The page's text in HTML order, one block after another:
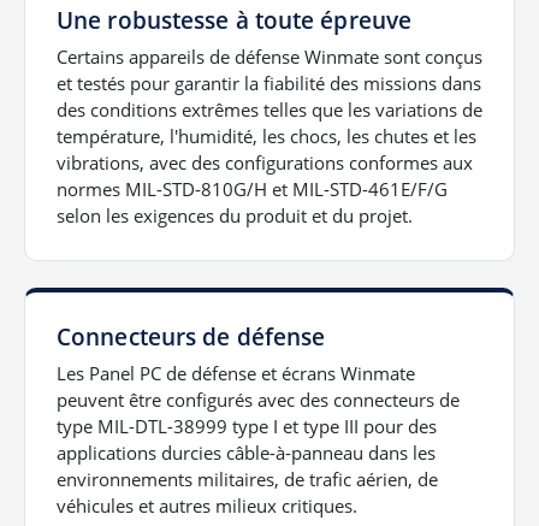
Une robustesse à toute épreuve
Certains appareils de défense Winmate sont conçus
et testés pour garantir la fiabilité des missions dans
des conditions extrêmes telles que les variations de
température, l'humidité, les chocs, les chutes et les
vibrations, avec des configurations conformes aux
normes MIL-STD-810G/H et MIL-STD-461E/F/G
selon les exigences du produit et du projet.
Connecteurs de défense
Les Panel PC de défense et écrans Winmate
peuvent être configurés avec des connecteurs de
type MIL-DTL-38999 type I et type III pour des
applications durcies câble-à-panneau dans les
environnements militaires, de trafic aérien, de
véhicules et autres milieux critiques.